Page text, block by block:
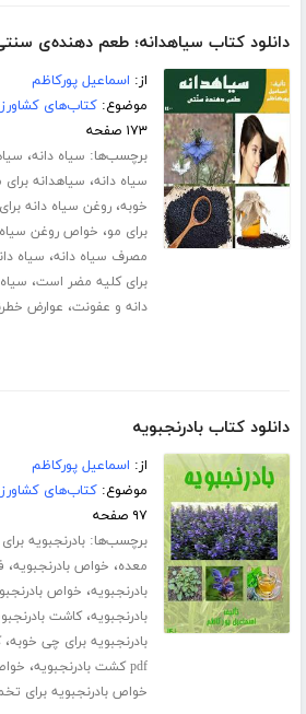
دانلود کتاب سیاهدانه؛ طعم دهنده‌ی
از: اسماعیل پورکاظم
موضوع:کتاب‌های
۱۷۳ صفحه
برچسب‌ها: سیاه دانه،
سیاه دانه، سیاهدانه
خوبه،روغن سیاه دانه
برای مو، خواص روغن سیاه
مصرف سیاه دانه، سیاه
برای کلیه مضر است،
دانه و عفونت، عوارض
دانلود کتاب بادرنجبویه
از: اسماعیل پورکاظم
موضوع:کتاب‌های
۹۷ صفحه
برچسب‌ها:بادرنجبویه
معده، خواص بادرنجبویه،
بادرنجبویه، خواص
بادرنجبویه،کاشت
بادرنجبویه برای چی خوبه،
pdf کشت بادرنجبویه ،
خواص بادرنجبویه برای